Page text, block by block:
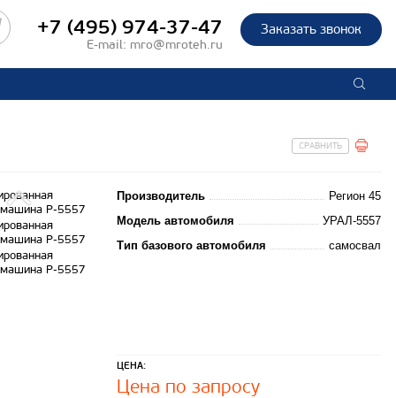
Заказать звонок
+7 (495) 974-37-47
E-mail: mro@mroteh.ru
СРАВНИТЬ
Производитель
Регион 45
Модель автомобиля
УРАЛ-5557
Тип базового автомобиля
самосвал
ЦЕНА:
Цена по запросу